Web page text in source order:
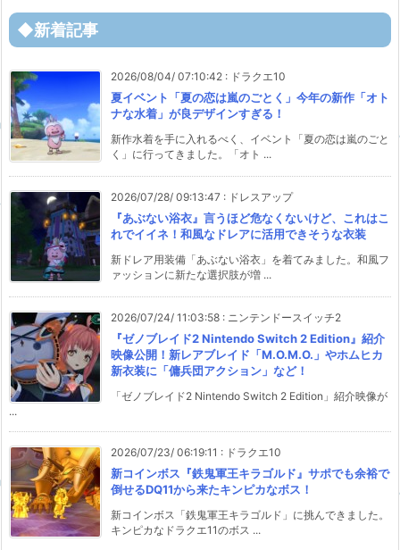
◆新着記事
2026/08/04/ 07:10:42 : ドラクエ10
夏イベント「夏の恋は嵐のごとく」今年の新作「オト
ナな水着」が良デザインすぎる！
新作水着を手に入れるべく、イベント「夏の恋は嵐のごと
く」に行ってきました。「オト ...
2026/07/28/ 09:13:47 : ドレスアップ
『あぶない浴衣』言うほど危なくないけど、これはこ
れでイイネ！和風なドレアに活用できそうな衣装
新ドレア用装備「あぶない浴衣」を着てみました。和風フ
ァッションに新たな選択肢が増 ...
2026/07/24/ 11:03:58 : ニンテンドースイッチ2
『ゼノブレイド2 Nintendo Switch 2 Edition』紹介
映像公開！新レアブレイド「M.O.M.O.」やホムヒカ
新衣装に「傭兵団アクション」など！
「ゼノブレイド2 Nintendo Switch 2 Edition」紹介映像が
...
2026/07/23/ 06:19:11 : ドラクエ10
新コインボス『鉄鬼軍王キラゴルド』サポでも余裕で
倒せるDQ11から来たキンピカなボス！
新コインボス「鉄鬼軍王キラゴルド」に挑んできました。
キンピカなドラクエ11のボス ...